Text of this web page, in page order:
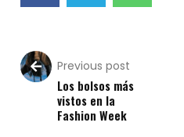
Previous post
Los bolsos más
vistos en la
Fashion Week